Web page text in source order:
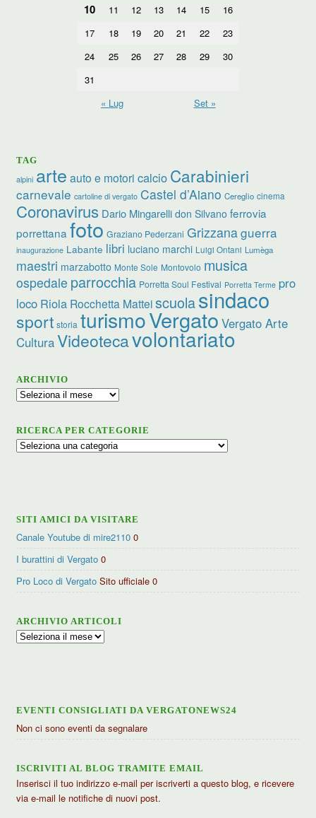
10 11 12 13 14 15
16
17
18 19 20 21 22
23
24
25 26 27 28 29
30
31
« Lug
Set »
TAG
alpini arte auto e motori calcio Carabinieri
carnevale cartoline di vergato Castel d’Aiano Cereglio cinema
Coronavirus Dario Mingarelli don Silvano ferrovia
porrettana foto Graziano Pederzani Grizzanaguerra
inaugurazione Labante libri luciano marchi Luigi Ontani Lumèga
maestri marzabotto Monte Sole Montovolo musica
ospedale parrocchia Porretta Soul Festival Porretta Terme pro
loco Riola Rocchetta Matteiscuolasindaco
sport storia turismoVergato Vergato Arte
CulturaVideotecavolontariato
ARCHIVIO
Archivio
RICERCA PER CATEGORIE
Ricerca
SITI AMICI DA VISITARE
Canale Youtube di mire2110 0
I burattini di Vergato 0
Pro Loco di Vergato Sito ufficiale 0
ARCHIVIO ARTICOLI
Archivio
EVENTI CONSIGLIATI DA VERGATONEWS24
Non ci sono eventi da segnalare
ISCRIVITI AL BLOG TRAMITE EMAIL
Inserisci il tuo indirizzo e-mail per iscriverti a questo blog, e ricevere
via e-mail le notifiche di nuovi post.